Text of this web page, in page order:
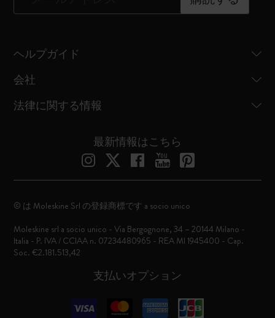
ヘルプガイド
会社
法律に関する情報
最新情報はこちら
支払いオプション
© は Moleskine Srl の登録商標です a socio unico
Moleskine srl a socio unico - Via Bergognone, 34 – 20144 Milano -
Italia - P. IVA / CCIAA n. 07234480965 - REA MI 1945400 - Cap.
Soc. €2.181.513,42